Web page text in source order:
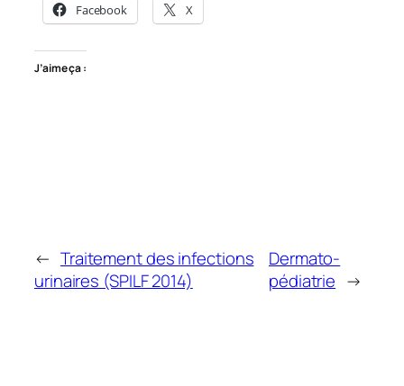
Facebook X
J’aime ça :
← Traitement des infections
urinaires (SPILF 2014)
Dermato-
pédiatrie →